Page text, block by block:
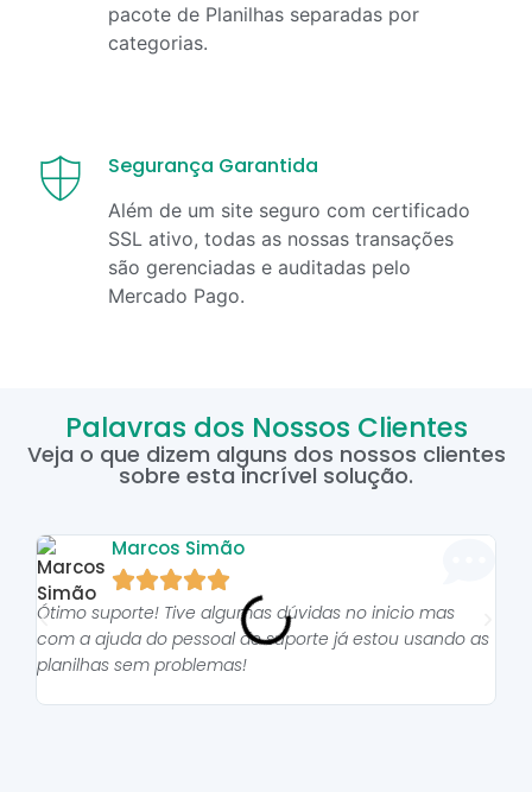
pacote de Planilhas separadas por
categorias.
Segurança Garantida
Além de um site seguro com certificado
SSL ativo, todas as nossas transações
são gerenciadas e auditadas pelo
Mercado Pago.
Palavras dos Nossos Clientes
Veja o que dizem alguns dos nossos clientes
sobre esta incrível solução.
Marcos Simão

Ótimo suporte! Tive algumas dúvidas no inicio mas
com a ajuda do pessoal do suporte já estou usando as
planilhas sem problemas!